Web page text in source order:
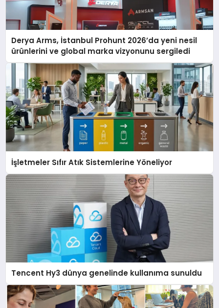
Derya Arms, İstanbul Prohunt 2026’da yeni nesil
ürünlerini ve global marka vizyonunu sergiledi
İşletmeler Sıfır Atık Sistemlerine Yöneliyor
Tencent Hy3 dünya genelinde kullanıma sunuldu